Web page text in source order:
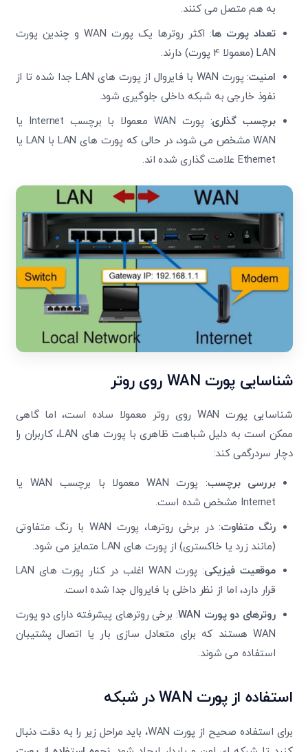
به هم متصل می کنند.
تعداد پورت ها
: اکثر روترها یک پورت WAN و چندین پورت
LAN (معمولا 4 پورت) دارند.
امنیت
: پورت WAN با فایروال از پورت های LAN جدا شده تا از
نفوذ خارجی به شبکه داخلی جلوگیری شود.
برچسب گذاری
: پورت WAN معمولا با برچسب Internet یا
WAN مشخص می شود، در حالی که پورت های LAN با LAN یا
Ethernet علامت گذاری شده اند.
شناسایی پورت WAN روی روتر
شناسایی پورت WAN روی روتر معمولا ساده است، اما گاهی
ممکن است به دلیل شباهت ظاهری با پورت های LAN، کاربران را
دچار سردرگمی کند:
بررسی برچسب
: پورت WAN معمولا با برچسب WAN یا
Internet مشخص شده است.
رنگ متفاوت
: در برخی روترها، پورت WAN با رنگ متفاوتی
(مانند زرد یا خاکستری) از پورت های LAN متمایز می شود.
موقعیت فیزیکی
: پورت WAN اغلب در کنار پورت های LAN
قرار دارد، اما از نظر داخلی با فایروال جدا شده است.
روترهای دو پورت WAN: برخی روترهای پیشرفته دارای دو پورت
WAN هستند که برای متعادل سازی بار یا اتصال پشتیبان
استفاده می شوند.
استفاده از پورت WANدر شبکه
برای استفاده صحیح از پورت WAN، باید مراحل زیر را به دقت دنبال